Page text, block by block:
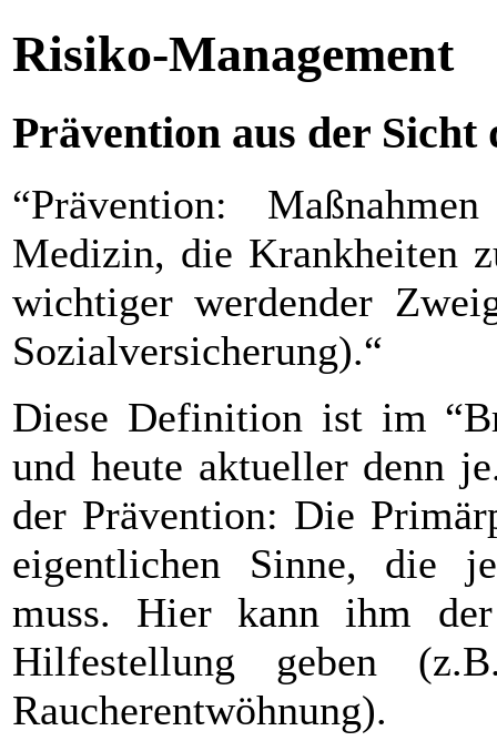
Risiko-Management
Prävention aus der Sicht
“Prävention:
Medizin, die Krankheiten
wichtiger werdender
Sozialversicherung).“
Diese Definition ist im
und heute aktueller denn
der Prävention: Die
eigentlichen Sinne, die
muss. Hier kann ihm
Hilfestellung geben
Raucherentwöhnung).